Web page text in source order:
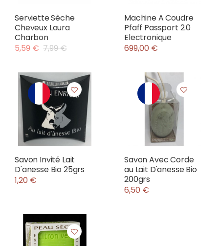
Serviette Sèche
Cheveux Laura
Charbon
5,59 € 7,99 €
Machine A Coudre
Pfaff Passport 2.0
Electronique
699,00 €
Savon Invité Lait
D'anesse Bio 25grs
1,20 €
Savon Avec Corde
au Lait D'anesse Bio
200grs
6,50 €